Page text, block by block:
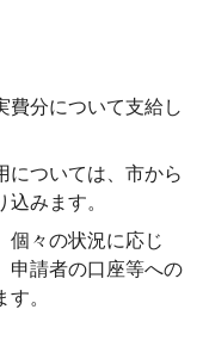
分について支給し
ついては、市から
みます。
々の状況に応じ
申請者の口座等への
。